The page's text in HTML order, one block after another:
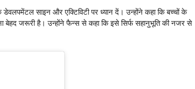
साइन और एक्टिविटी पर ध्यान दें। उन्होंने कहा कि बच्चों के
जरूरी है। उन्होंने फैन्स से कहा कि इसे सिर्फ सहानुभूति की नजर से